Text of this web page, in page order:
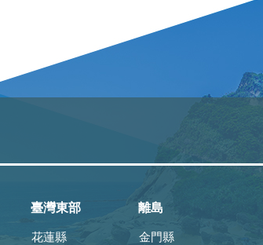
臺灣東部
花蓮縣
離島
金門縣